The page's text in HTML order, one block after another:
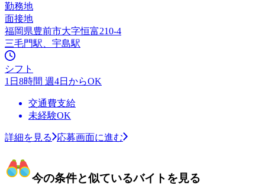
勤務地
面接地
福岡県豊前市大字恒富210-4
三毛門駅、宇島駅
シフト
1日8時間 週4日からOK
交通費支給
未経験OK
詳細を見る 応募画面に進む
今の条件と似ているバイトを見る